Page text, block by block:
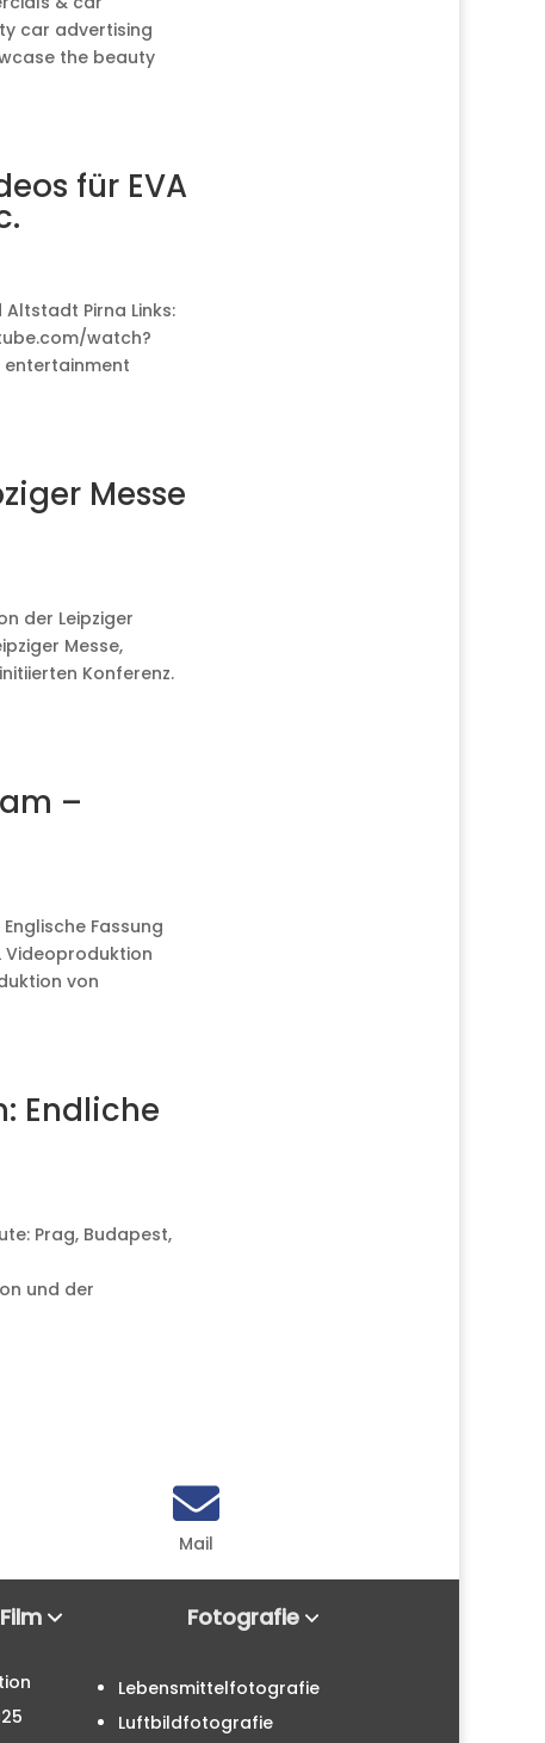
car advertising
the beauty
für EVA
Pirna Links:
watch?
entertainment
Messe
der Leipziger
Messe,
Konferenz.
–
Fassung
Videoproduktion
von
Endliche
Prag, Budapest,
und der

Mail
Fotografie
Lebensmittelfotografie
Luftbildfotografie